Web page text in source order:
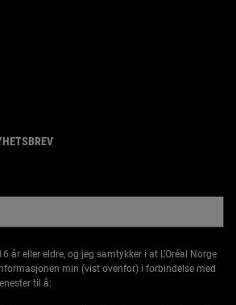
år eller eldre, og jeg samtykker i at L’Oréal Norge
informasjonen min (vist ovenfor) i forbindelse med
til å: